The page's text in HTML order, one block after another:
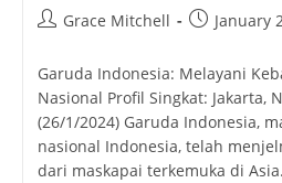
PostGrace Mitchell
PostJanuary
Garuda Indonesia: Melayani
Nasional Profil Singkat: Jakarta,
(26/1/2024) Garuda Indonesia,
nasional Indonesia, telah
dari maskapai terkemuka di